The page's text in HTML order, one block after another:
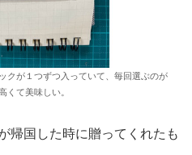
クが１つずつ入っていて、毎回選ぶのが
くて美味しい。
帰国した時に贈ってくれたも